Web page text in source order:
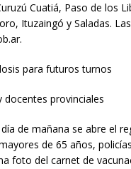
Cuatiá, Paso de los
Ituzaingó y Saladas.
para futuros turnos
docentes provinciales
de mañana se abre el
de 65 años,
foto del carnet de